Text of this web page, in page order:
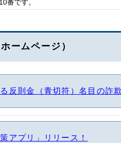
番です。
ームページ）
反則金（青切符）名目の詐
アプリ」リリース！